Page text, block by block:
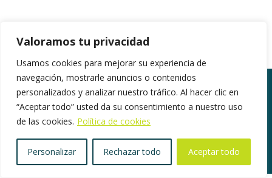
Valoramos tu privacidad
Usamos cookies para mejorar su experiencia de
navegación, mostrarle anuncios o contenidos
personalizados y analizar nuestro tráfico. Al hacer clic en
“Aceptar todo” usted da su consentimiento a nuestro uso
de las cookies. Política de cookies
Personalizar Rechazar todo Aceptar todo
www.gestionpress.com|Política de privacidad
Herramientas de Privacidad